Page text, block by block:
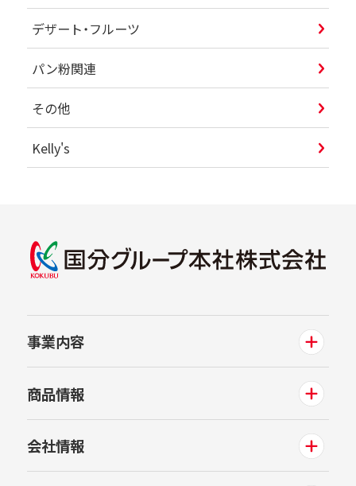
デザート・フルーツ
パン粉関連
その他
Kelly's
事業内容
商品情報
会社情報